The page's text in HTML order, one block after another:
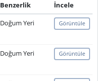
Benzerlik
İncele
Doğum Yeri Görüntüle
Doğum Yeri Görüntüle